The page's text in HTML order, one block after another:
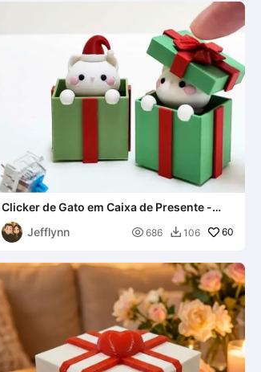
Clicker de Gato em Caixa de Presente -
Edição de Natal
Jefflynn
 686  106 60